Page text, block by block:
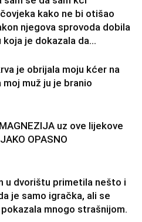
kako ne bi otišao
njegova sprovoda dobila
koja je dokazala da...
je obrijala moju kćer na
moj muž ju je branio
uz ove lijekove
OPASNO
u dvorištu primetila nešto i
je samo igračka, ali se
mnogo strašnijom.